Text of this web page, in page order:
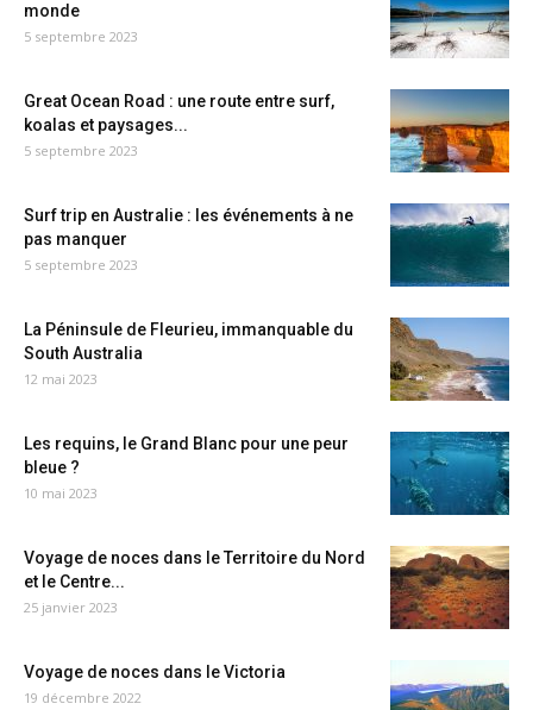
monde
5 septembre 2023
Great Ocean Road : une route entre surf,
koalas et paysages...
5 septembre 2023
Surf trip en Australie : les événements à ne
pas manquer
5 septembre 2023
La Péninsule de Fleurieu, immanquable du
South Australia
12 mai 2023
Les requins, le Grand Blanc pour une peur
bleue ?
10 mai 2023
Voyage de noces dans le Territoire du Nord
et le Centre...
25 janvier 2023
Voyage de noces dans le Victoria
19 décembre 2022